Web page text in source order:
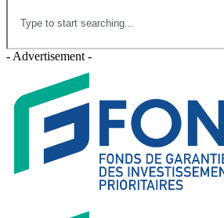
- Advertisement -